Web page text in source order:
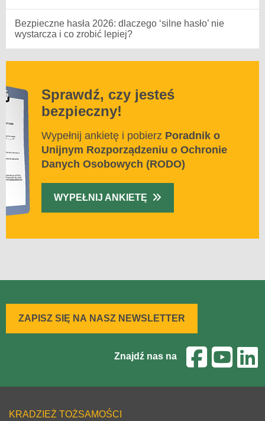
Bezpieczne hasła 2026: dlaczego ‘silne hasło’ nie
wystarcza i co zrobić lepiej?
Sprawdź, czy jesteś
bezpieczny!
Wypełnij ankietę i pobierz Poradnik o
Unijnym Rozporządzeniu o Ochronie
Danych Osobowych (RODO)
WYPEŁNIJ ANKIETĘ
ZAPISZ SIĘ NA NASZ NEWSLETTER
Znajdź nas na
KRADZIEŻ TOŻSAMOŚCI